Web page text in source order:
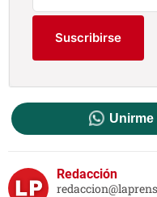
Suscribirse
Redacción